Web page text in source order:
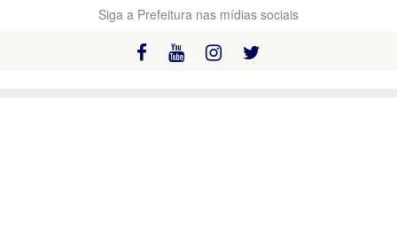
Siga a Prefeitura nas mídias sociais